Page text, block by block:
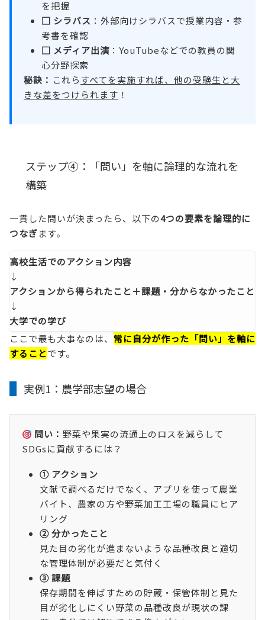
を把握
□ シラバス ：外部向けシラバスで授業内容・参
考書を確認
□ メディア出演 ：YouTubeなどでの教員の関
心分野探索
秘訣： これら すべてを実施すれば、他の受験生と大
きな差をつけられます ！
ステップ④：「問い」を軸に論理的な流れを
構築
一貫した問いが決まったら、以下の4つの要素を論理的に
つなぎます。
高校生活でのアクション内容
↓
アクションから得られたこと＋課題・分からなかったこと
↓
大学での学び
ここで最も大事なのは、 常に自分が作った「問い」を軸に
することです。
実例1：農学部志望の場合
問い：野菜や果実の流通上のロスを減らして
SDGsに貢献するには？
① アクション
文献で調べるだけでなく、アプリを使って農業
バイト、農家の方や野菜加工工場の職員にヒア
リング
② 分かったこと
見た目の劣化が進まないような品種改良と適切
な管理体制が必要だと気付く
③ 課題
保存期間を伸ばすための貯蔵・保管体制と見た
目が劣化しにくい野菜の品種改良が現状の課